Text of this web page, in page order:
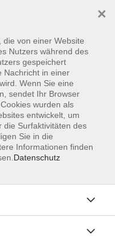
digitale Arbeitsplatz
Samstag, 30.05.2026,
von einer Website
Nutzers während des
gespeichert
Nachricht in einer
Wenn Sie eine
sendet Ihr Browser
wurden als
entwickelt, um
die Surfaktivitäten des
Sie in die
Informationen finden
Datenschutz
×